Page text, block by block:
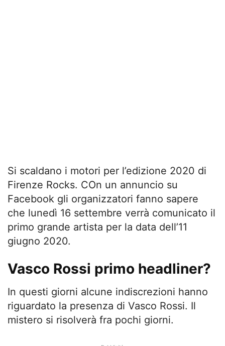
Si scaldano i motori per l’edizione 2020 di
Firenze Rocks. COn un annuncio su
Facebook gli organizzatori fanno sapere
che lunedì 16 settembre verrà comunicato il
primo grande artista per la data dell’11
giugno 2020.
Vasco Rossi primo headliner?
In questi giorni alcune indiscrezioni hanno
riguardato la presenza di Vasco Rossi. Il
mistero si risolverà fra pochi giorni.